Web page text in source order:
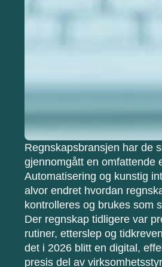
Regnskapsbransjen har de
gjennomgått en omfattende
Automatisering og kunstig
alvor endret hvordan
kontrolleres og brukes som
Der regnskap tidligere var
rutiner, etterslep og
det i 2026 blitt en digital,
presis del av